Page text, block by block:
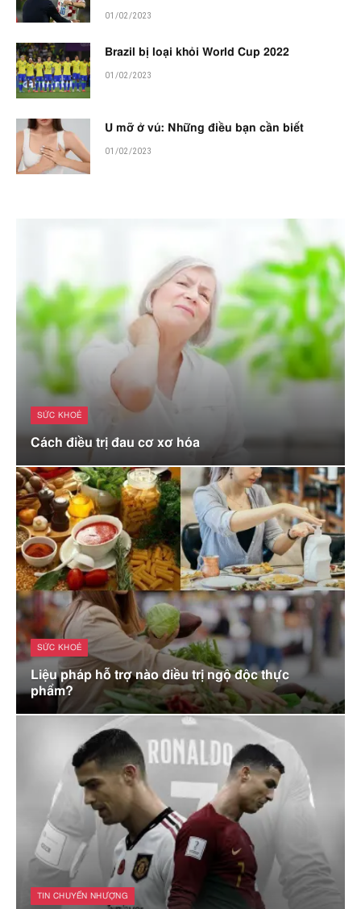
01/02/2023
Brazil bị loại khỏi World Cup 2022
01/02/2023
U mỡ ở vú: Những điều bạn cần biết
01/02/2023
SỨC KHOẺ
Cách điều trị đau cơ xơ hóa
SỨC KHOẺ
Liệu pháp hỗ trợ nào điều trị ngộ độc thực
phẩm?
TIN CHUYỂN NHƯỢNG